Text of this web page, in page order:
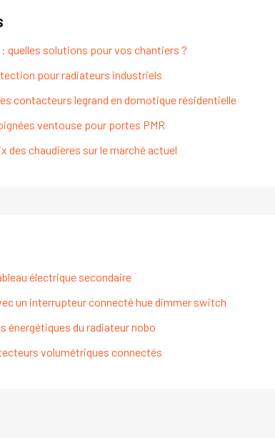
quelles solutions pour vos chantiers ?
pour radiateurs industriels
contacteurs legrand en domotique résidentielle
ventouse pour portes PMR
des chaudières sur le marché actuel
électrique secondaire
un interrupteur connecté hue dimmer switch
énergétiques du radiateur nobo
volumétriques connectés